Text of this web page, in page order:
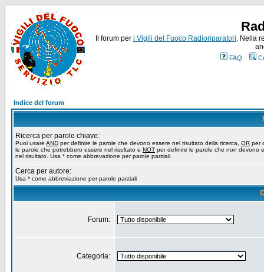
Il forum per i Vigili del Fuoco Radioriparatori. Nella
FAQ
Indice del forum
Ricerca per parole chiave:
Puoi usare AND per definire le parole che devono essere nel risultato della ricerca, OR per
le parole che potrebbero essere nel risultato e NOT per definire le parole che non devono
nel risultato. Usa * come abbrevazione per parole parziali
Cerca per autore:
Usa * come abbreviazione per parole parziali
Forum:
Categoria: